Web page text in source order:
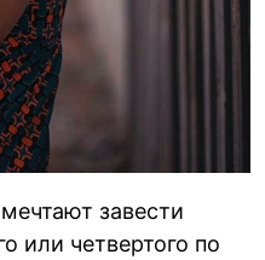
завести
или четвертого по